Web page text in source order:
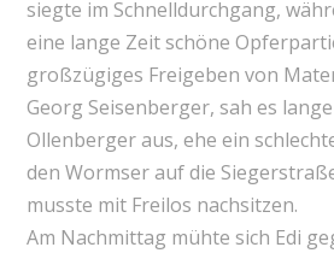
siegte im Schnelldurchgang,
eine lange Zeit schöne
großzügiges Freigeben von
Georg Seisenberger, sah es
Ollenberger aus, ehe ein
den Wormser auf die
musste mit Freilos nachsitzen.
Am Nachmittag mühte sich Edi